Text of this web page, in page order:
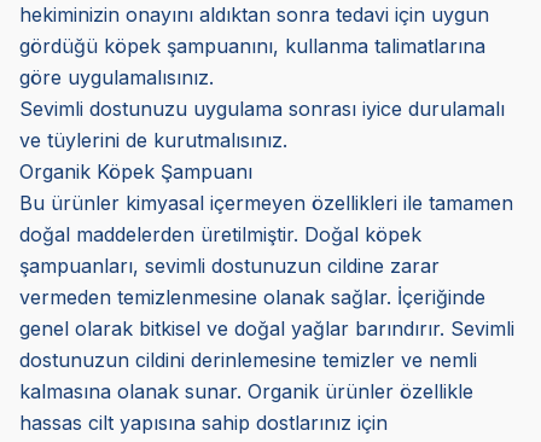
hekiminizin onayını aldıktan sonra tedavi için uygun
gördüğü köpek şampuanını, kullanma talimatlarına
göre uygulamalısınız.
Sevimli dostunuzu uygulama sonrası iyice durulamalı
ve tüylerini de kurutmalısınız.
Organik Köpek Şampuanı
Bu ürünler kimyasal içermeyen özellikleri ile tamamen
doğal maddelerden üretilmiştir. Doğal köpek
şampuanları, sevimli dostunuzun cildine zarar
vermeden temizlenmesine olanak sağlar. İçeriğinde
genel olarak bitkisel ve doğal yağlar barındırır. Sevimli
dostunuzun cildini derinlemesine temizler ve nemli
kalmasına olanak sunar. Organik ürünler özellikle
hassas cilt yapısına sahip dostlarınız için